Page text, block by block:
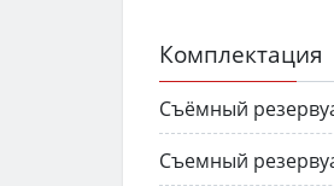
Комплектация
Съёмный
Съемный